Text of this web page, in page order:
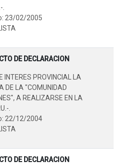
23/02/2005
DE DECLARACION
INTERES PROVINCIAL LA
DE LA "COMUNIDAD
A REALIZARSE EN LA
.
22/12/2004
DE DECLARACION